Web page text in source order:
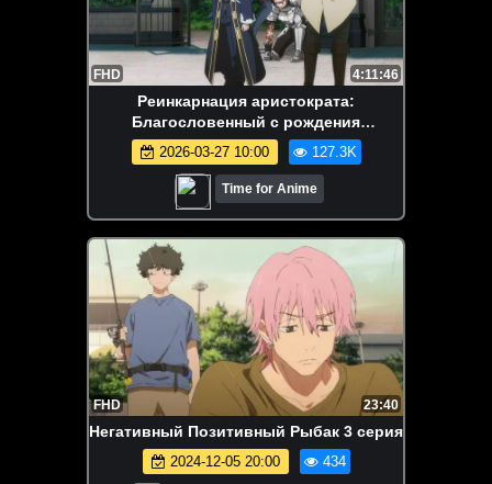
FHD 4:11:46
Реинкарнация аристократа:
Благословенный с рождения
сильнейшей силой | Все серии |
Марафон
2026-03-27 10:00 127.3K
Time for Anime
FHD 23:40
Негативный Позитивный Рыбак 3 серия
2024-12-05 20:00 434